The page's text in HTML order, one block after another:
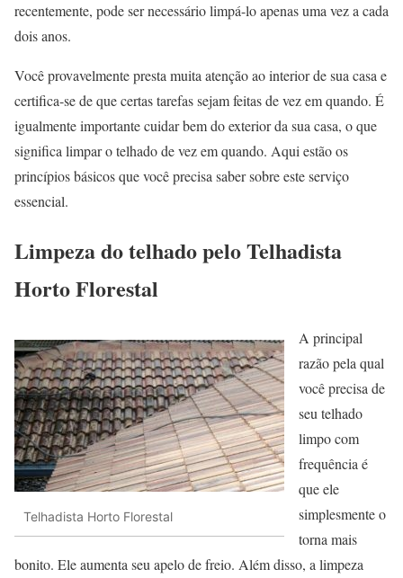
recentemente, pode ser necessário limpá-lo apenas uma vez a cada
dois anos.
Você provavelmente presta muita atenção ao interior de sua casa e
certifica-se de que certas tarefas sejam feitas de vez em quando. É
igualmente importante cuidar bem do exterior da sua casa, o que
significa limpar o telhado de vez em quando. Aqui estão os
princípios básicos que você precisa saber sobre este serviço
essencial.
Limpeza do telhado pelo Telhadista
Horto Florestal
Telhadista Horto Florestal
A principal
razão pela qual
você precisa de
seu telhado
limpo com
frequência é
que ele
simplesmente o
torna mais
bonito. Ele aumenta seu apelo de freio. Além disso, a limpeza